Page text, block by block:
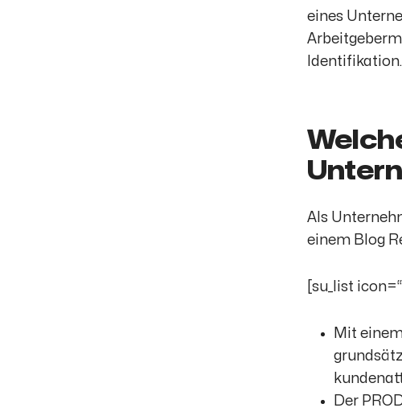
eines
Als
einem Blog
[su_list
Mit
Der